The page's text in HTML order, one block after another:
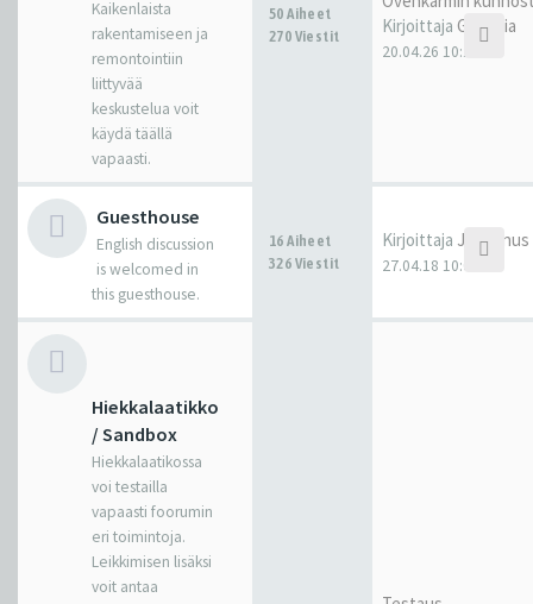
Kaikenlaista
rakentamiseen ja
remontointiin
liittyvää
keskustelua voit
käydä täällä
vapaasti.
50 Aiheet
270 Viestit
Kirjoittaja Gandhia
20.04.26 10:10
Guesthouse
English discussion
is welcomed in
this guesthouse.
16 Aiheet
326 Viestit
Kirjoittaja Juhannus
27.04.18 10:01
Hiekkalaatikko
/ Sandbox
Hiekkalaatikossa
voi testailla
vapaasti foorumin
eri toimintoja.
Leikkimisen lisäksi
voit antaa